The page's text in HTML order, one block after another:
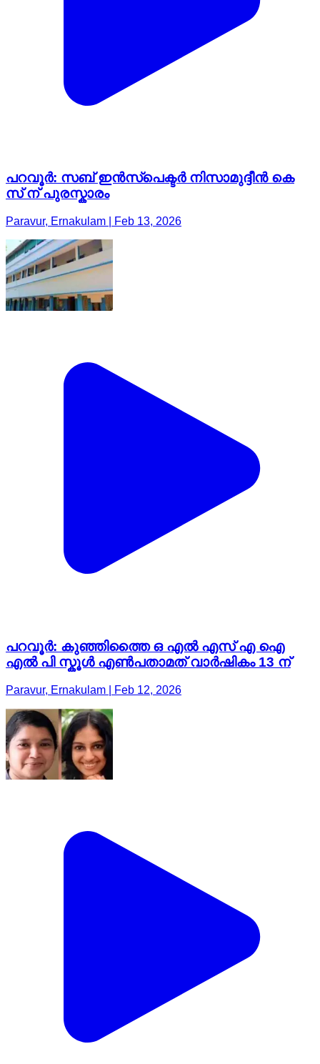
പറവൂർ: സബ് ഇൻസ്പെക്ടർ നിസാമുദ്ദീൻ കെ
സ്‌ ന് പുരസ്കാരം
Paravur, Ernakulam | Feb 13, 2026
പറവൂർ: കുഞ്ഞിത്തൈ ഒ എൽ എസ് എ ഐ
എൽ പി സ്കൂൾ എൺപതാമത് വാർഷികം 13 ന്
Paravur, Ernakulam | Feb 12, 2026